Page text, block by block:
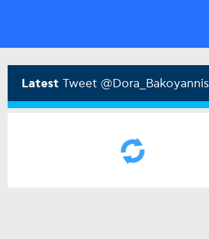
Latest Tweet @Dora_Bakoyannis